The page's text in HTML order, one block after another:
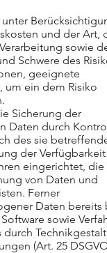
und der Art,
sowie
Schwere des
geeignete
um ein dem Risiko
Sicherung der
Daten durch
des sie
der
eingerichtet, die
von Daten und
Ferner
Daten bereits
sowie
(Art. 25